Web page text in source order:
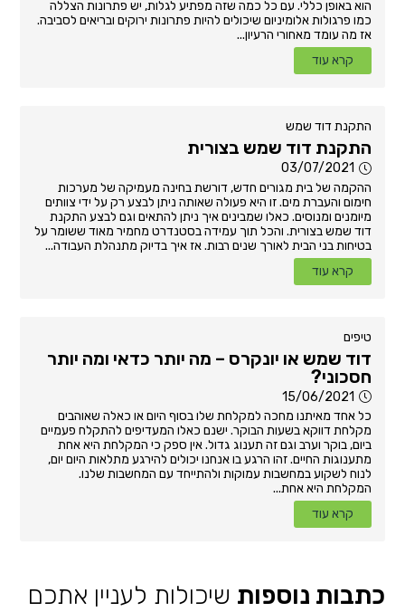
הוא באופן כללי. עם כל כמה שזה מפתיע לגלות, יש פתרונות הצללה
כמו פרגולות אלומיניום שיכולים להיות פתרונות ירוקים ובריאים לסביבה.
אז מה עומד מאחורי הרעיון...
קרא עוד
התקנת דוד שמש
התקנת דוד שמש בצורית
03/07/2021
ההקמה של בית מגורים חדש, דורשת בחינה מעמיקה של מערכות
חימום והעברת מים. זו היא פעולה שאותה ניתן לבצע רק על ידי צוותים
מיומנים ומנוסים. כאלו שמבינים איך ניתן להתאים וגם לבצע התקנת
דוד שמש בצורית. והכל תוך עמידה בסטנדרט מחמיר מאוד ששומר על
בטיחות בני הבית לאורך שנים רבות. אז איך בדיוק מתנהלת העבודה...
קרא עוד
טיפים
דוד שמש או יונקרס – מה יותר כדאי ומה יותר
חסכוני?
15/06/2021
כל אחד מאיתנו מחכה למקלחת שלו בסוף היום או כאלה שאוהבים
מקלחת דווקא בשעות הבוקר. ישנם כאלו המעדיפים להתקלח פעמיים
ביום, בוקר וערב וגם זה תענוג גדול. אין ספק כי המקלחת היא אחת
מתענוגות החיים. זהו הרגע בו אנחנו יכולים להירגע מתלאות היום יום,
לנוח לשקוע במחשבות עמוקות ולהתייחד עם המחשבות שלנו.
המקלחת היא אחת...
קרא עוד
כתבות נוספות שיכולות לעניין אתכם